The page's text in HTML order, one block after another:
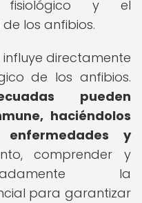
y el
los anfibios.
directamente
de los anfibios.
pueden
haciéndolos
y
comprender y
la
para garantizar